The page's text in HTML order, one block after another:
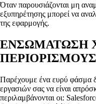
Όταν παρουσιάζονται μη
εξυπηρέτησης μπορεί να
της εφαρμογής.
ΕΝΣΩΜΑΤΩΣΗ
ΠΕΡΙΟΡΙΣΜΟΥΣ
Παρέχουμε ένα ευρύ φάσμα
εργασιών σας να είναι
περιλαμβάνονται οι: